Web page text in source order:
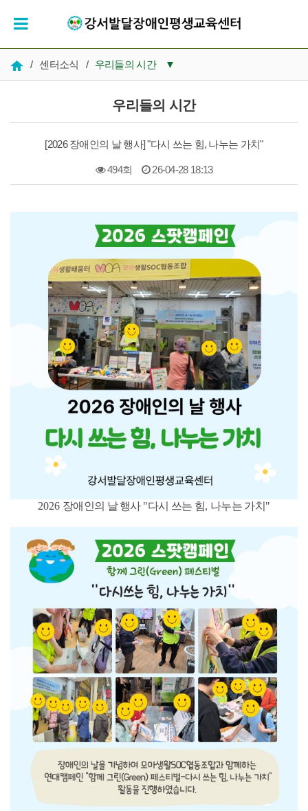
/ 센터소식 / 우리들의 시간 ▼
우리들의 시간
인재채용
우리들의 시간
[2026 장애인의 날 행사] "다시 쓰는 힘, 나누는 가치"
494회 26-04-28 18:13
2026 장애인의 날 행사 "다시 쓰는 힘, 나누는 가치 "